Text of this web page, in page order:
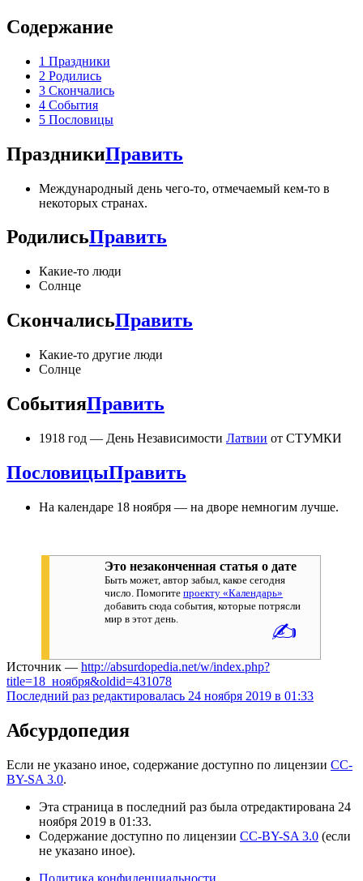
Содержание
1 Праздники
2 Родились
3 Скончались
4 События
5 Пословицы
ПраздникиПравить
Международный день чего-то, отмечаемый кем-то в
некоторых странах.
РодилисьПравить
Какие-то люди
Солнце
СкончалисьПравить
Какие-то другие люди
Солнце
СобытияПравить
1918 год — День Независимости Латвии от СТУМКИ
ПословицыПравить
На календаре 18 ноября — на дворе немногим лучше.
Это незаконченная статья о дате
Быть может, автор забыл, какое сегодня
число. Помогитепроекту «Календарь»
добавить сюда события, которые потрясли
мир в этот день.
✍
Источник — http://absurdopedia.net/w/index.php?
title=18_ноября&oldid=431078
Последний раз редактировалась 24 ноября 2019 в 01:33
Абсурдопедия
Если не указано иное, содержание доступно по лицензии CC-
BY-SA 3.0.
Эта страница в последний раз была отредактирована 24
ноября 2019 в 01:33.
Содержание доступно по лицензии CC-BY-SA 3.0 (если
не указано иное).
Политика конфиденциальности